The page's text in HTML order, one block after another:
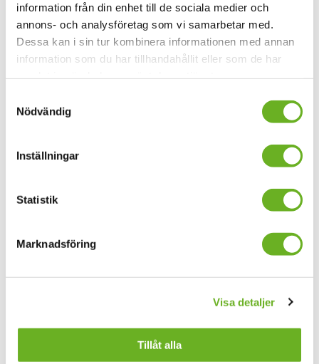
information från din enhet till de sociala medier och
annons- och analysföretag som vi samarbetar med.
Dessa kan i sin tur kombinera informationen med annan
information som du har tillhandahållit eller som de har
Nödvändig
Inställningar
Statistik
Marknadsföring
Visa detaljer
Tillåt alla
Filmen är en meditation över vad vi väljer att minnas, vad
vi tillåter oss att känna, och de vi berättar.
Allmänna nyheter
Jag godkännerallmänna villkor
Anmäl dig här